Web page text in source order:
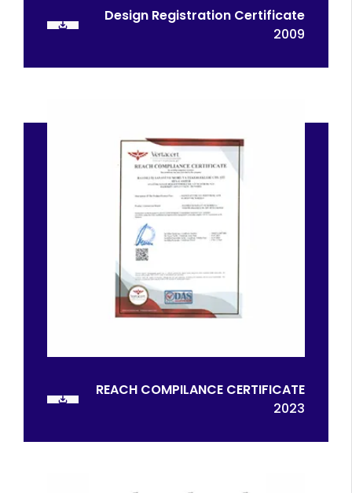
Design Registration Certificate
2009
REACH COMPILANCE CERTIFICATE
2023